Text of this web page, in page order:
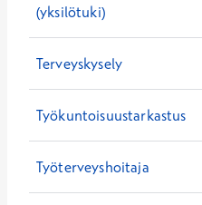
(yksilötuki)
Terveyskysely
Työkuntoisuustarkastus
Työterveyshoitaja